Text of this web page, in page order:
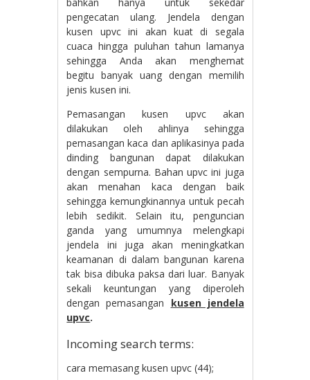
bahkan hanya untuk sekedar
pengecatan ulang. Jendela dengan
kusen upvc ini akan kuat di segala
cuaca hingga puluhan tahun lamanya
sehingga Anda akan menghemat
begitu banyak uang dengan memilih
jenis kusen ini.
Pemasangan kusen upvc akan
dilakukan oleh ahlinya sehingga
pemasangan kaca dan aplikasinya pada
dinding bangunan dapat dilakukan
dengan sempurna. Bahan upvc ini juga
akan menahan kaca dengan baik
sehingga kemungkinannya untuk pecah
lebih sedikit. Selain itu, penguncian
ganda yang umumnya melengkapi
jendela ini juga akan meningkatkan
keamanan di dalam bangunan karena
tak bisa dibuka paksa dari luar. Banyak
sekali keuntungan yang diperoleh
dengan pemasangan kusen jendela
upvc.
Incoming search terms:
cara memasang kusen upvc (44);